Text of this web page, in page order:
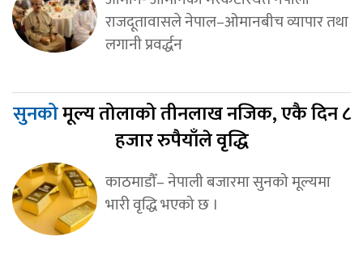
राजदूतावासले नेपाल–ओमानबीच व्यापार तथा
लगानी प्रवर्द्धन
सुनकोमूल्य तोलाको तीनलाख नजिक, एकै दिन ८
हजार रुपैयाँले वृद्धि
काठमाडौँ– नेपाली बजारमा सुनको मूल्यमा
भारी वृद्धि भएको छ ।